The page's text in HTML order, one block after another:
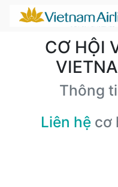
CƠ HỘI
Thông
Liên hệ cơ